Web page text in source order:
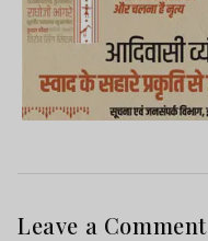
Leave a Comment